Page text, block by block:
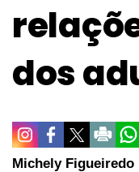
dos
Michely Figueiredo